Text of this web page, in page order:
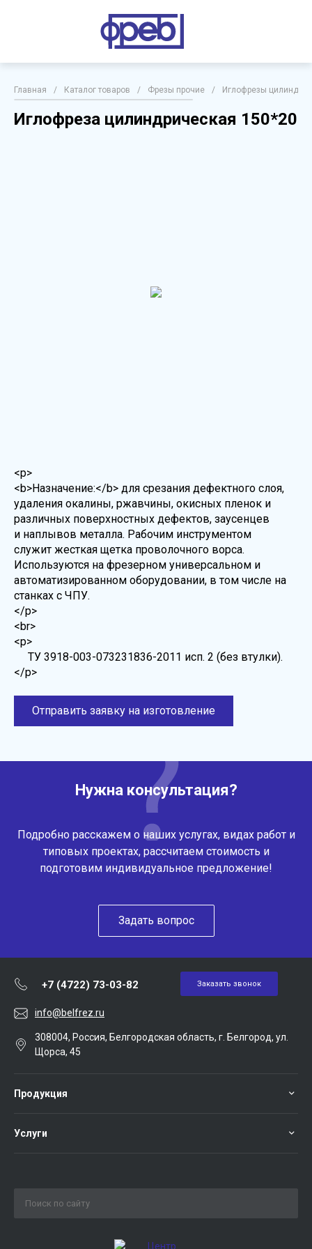
Главная / Каталог товаров / Фрезы прочие / Иглофрезы
Иглофреза цилиндрическая 150*20
<p>
<b>Назначение:</b> для срезания дефектного слоя,
удаления окалины, ржавчины, окисных пленок и
различных поверхностных дефектов, заусенцев
и наплывов металла. Рабочим инструментом
служит жесткая щетка проволочного ворса.
Используются на фрезерном универсальном и
автоматизированном оборудовании, в том числе на
станках с ЧПУ.
</p>
<br>
<p>
ТУ 3918-003-073231836-2011 исп. 2 (без втулки).
</p>
Отправить заявку на изготовление
Нужна консультация?
Подробно расскажем о наших услугах, видах работ и
типовых проектах, рассчитаем стоимость и
подготовим индивидуальное предложение!
Задать вопрос
+7 (4722) 73-03-82 Заказать звонок
info@belfrez.ru
308004, Россия, Белгородская область, г. Белгород, ул.
Щорса, 45
Продукция
Услуги